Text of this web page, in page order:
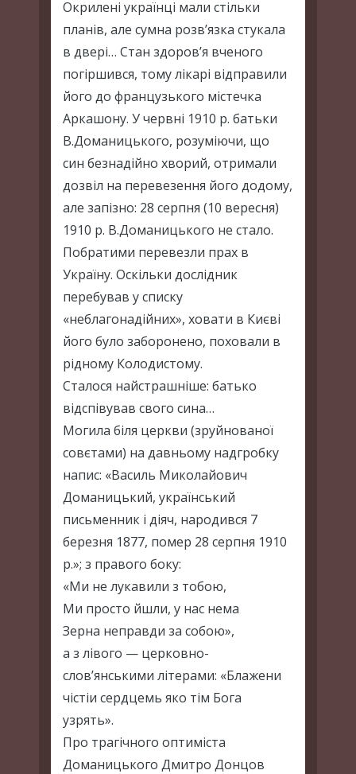
Окрилені українці мали стільки
планів, але сумна розв’язка стукала
в двері… Стан здоров’я вченого
погіршився, тому лікарі відправили
його до французького містечка
Аркашону. У червні 1910 р. батьки
В.Доманицького, розуміючи, що
син безнадійно хворий, отримали
дозвіл на перевезення його додому,
але запізно: 28 серпня (10 вересня)
1910 р. В.Доманицького не стало.
Побратими перевезли прах в
Україну. Оскільки дослідник
перебував у списку
«неблагонадійних», ховати в Києві
його було заборонено, поховали в
рідному Колодистому.
Сталося найстрашніше: батько
відспівував свого сина…
Могила біля церкви (зруйнованої
совєтами) на давньому надгробку
напис: «Василь Миколайович
Доманицький, український
письменник і діяч, народився 7
березня 1877, помер 28 серпня 1910
р.»; з правого боку:
«Ми не лукавили з тобою,
Ми просто йшли, у нас нема
Зерна неправди за собою»,
а з лівого — церковно-
слов’янськими літерами: «Блажени
чістіи сердцемь яко тім Бога
узрять».
Про трагічного оптиміста
Доманицького Дмитро Донцов